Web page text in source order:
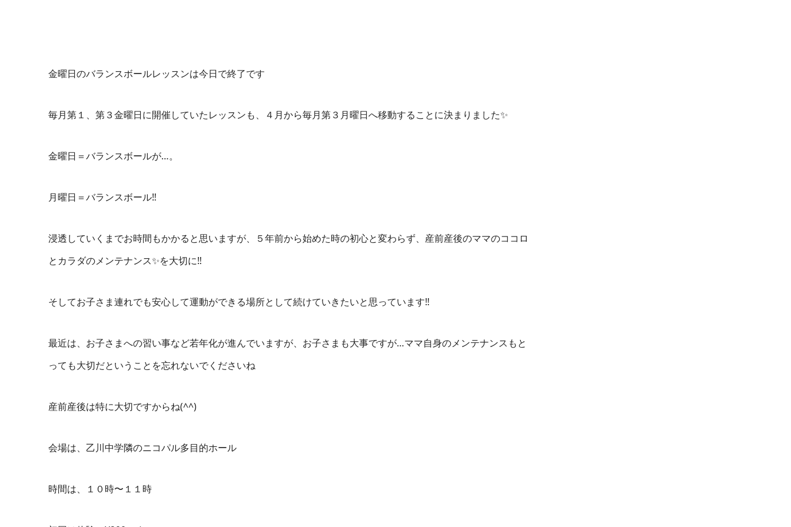
金曜日のバランスボールレッスンは今日で終了です
毎月第１、第３金曜日に開催していたレッスンも、４月から毎月第３月曜日へ移動することに決まりました✨
金曜日＝バランスボールが…。
月曜日＝バランスボール‼️
浸透していくまでお時間もかかると思いますが、５年前から始めた時の初心と変わらず、産前産後のママのココロ
とカラダのメンテナンス✨を大切に‼️
そしてお子さま連れでも安心して運動ができる場所として続けていきたいと思っています‼️
最近は、お子さまへの習い事など若年化が進んでいますが、お子さまも大事ですが…ママ自身のメンテナンスもと
っても大切だということを忘れないでくださいね
産前産後は特に大切ですからね(^^)
会場は、乙川中学隣のニコパル多目的ホール
時間は、１０時〜１１時